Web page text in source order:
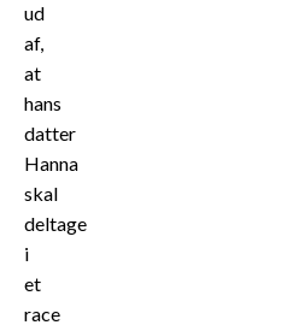
ud
af,
at
hans
datter
Hanna
skal
deltage
i
et
race